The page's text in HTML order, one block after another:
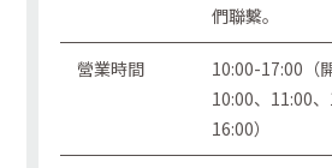
們聯繫。
營業時間
10:00-17:00（
10:00、11:00、
16:00）